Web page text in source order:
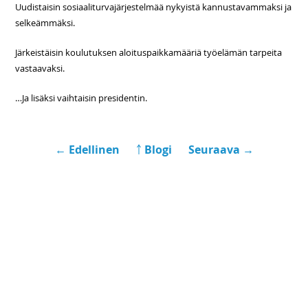
Uudistaisin sosiaaliturvajärjestelmää nykyistä kannustavammaksi ja
selkeämmäksi.
Järkeistäisin koulutuksen aloituspaikkamääriä työelämän tarpeita
vastaavaksi.
…Ja lisäksi vaihtaisin presidentin.
← Edellinen ￪ Blogi Seuraava →